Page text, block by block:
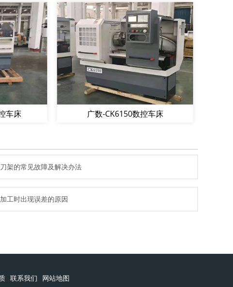
车床 广数-CK6150数控车床
架的常见故障及解决办法
工时出现误差的原因
联系我们 网站地图